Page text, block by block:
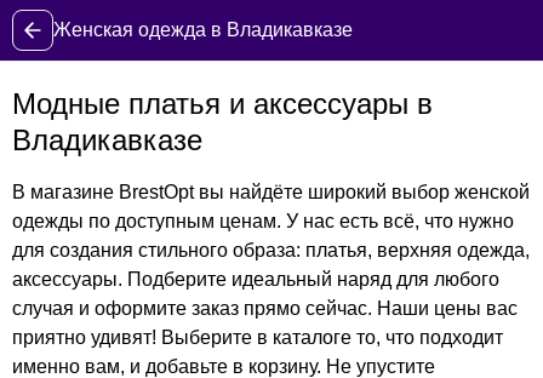
Женская одежда в Владикавказе
Модные платья и аксессуары в
Владикавказе
В магазине BrestOpt вы найдёте широкий выбор женской
одежды по доступным ценам. У нас есть всё, что нужно
для создания стильного образа: платья, верхняя одежда,
аксессуары. Подберите идеальный наряд для любого
случая и оформите заказ прямо сейчас. Наши цены вас
приятно удивят! Выберите в каталоге то, что подходит
именно вам, и добавьте в корзину. Не упустите